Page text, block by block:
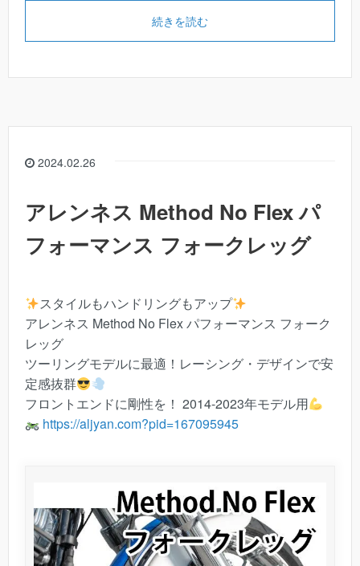
続きを読む
2024.02.26
アレンネス Method No Flex パ
フォーマンス フォークレッグ
スタイルもハンドリングもアップ
アレンネス Method No Flex パフォーマンス フォーク
レッグ
ツーリングモデルに最適！レーシング・デザインで安
定感抜群
フロントエンドに剛性を！ 2014-2023年モデル用
https://aljyan.com?pid=167095945